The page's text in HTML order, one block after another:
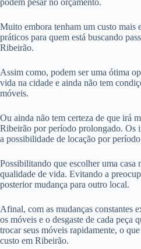
podem pesar no orçamento.
Muito embora tenham um custo mais
práticos para quem está buscando
Ribeirão.
Assim como, podem ser uma ótima
vida na cidade e ainda não tem
móveis.
Ou ainda não tem certeza de que irá
Ribeirão por período prolongado. Os
a possibilidade de locação por
Possibilitando que escolher uma
qualidade de vida. Evitando a
posterior mudança para outro local.
Afinal, com as mudanças constantes
os móveis e o desgaste de cada peça
trocar seus móveis rapidamente, o
custo em Ribeirão.